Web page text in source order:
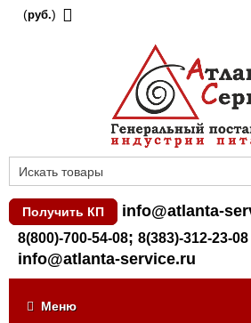
(руб.)
Получить КП info@atlanta-
8(800)-700-54-08; 8(383)-312-23-08
info@atlanta-service.ru
Меню